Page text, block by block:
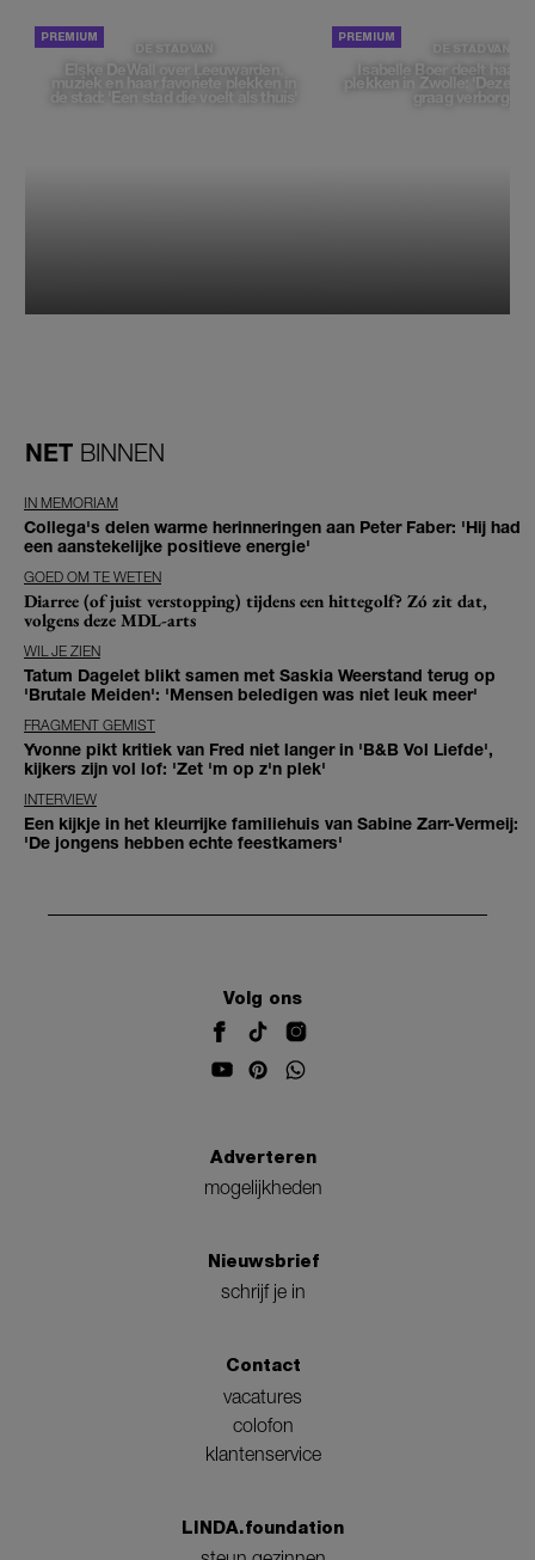
DE STAD VAN
Elske DeWall over Leeuwarden,
muziek en haar favoriete plekken in
de stad: 'Een stad die voelt als thuis'
DE STAD VAN
Isabelle Boer deelt haar
plekken in Zwolle: 'Deze
graag verborgen'
NET BINNEN
IN MEMORIAM
Collega's delen warme herinneringen aan Peter Faber: 'Hij had
een aanstekelijke positieve energie'
GOED OM TE WETEN
Diarree (of juist verstopping) tijdens een hittegolf? Zó zit dat,
volgens deze MDL-arts
WIL JE ZIEN
Tatum Dagelet blikt samen met Saskia Weerstand terug op
'Brutale Meiden': 'Mensen beledigen was niet leuk meer'
FRAGMENT GEMIST
Yvonne pikt kritiek van Fred niet langer in 'B&B Vol Liefde',
kijkers zijn vol lof: 'Zet 'm op z'n plek'
INTERVIEW
Een kijkje in het kleurrijke familiehuis van Sabine Zarr-Vermeij:
'De jongens hebben echte feestkamers'
Volg ons
Adverteren
mogelijkheden
Nieuwsbrief
schrijf je in
Contact
vacatures
colofon
klantenservice
LINDA.foundation